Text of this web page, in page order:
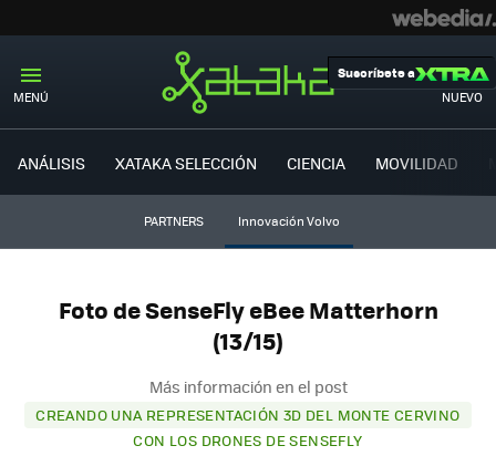
MENÚ NUEVO
Suscríbete a
ANÁLISIS XATAKA SELECCIÓN CIENCIA MOVILIDAD
PARTNERS Innovación Volvo
Foto de SenseFly eBee Matterhorn
(13/15)
Más información en el post
CREANDO UNA REPRESENTACIÓN 3D DEL MONTE CERVINO
CON LOS DRONES DE SENSEFLY